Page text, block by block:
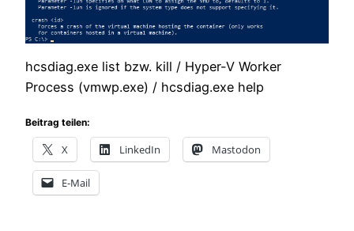
hcsdiag.exe list bzw. kill / Hyper-V Worker
Process (vmwp.exe) / hcsdiag.exe help
Beitrag teilen:
X LinkedIn Mastodon
E-Mail